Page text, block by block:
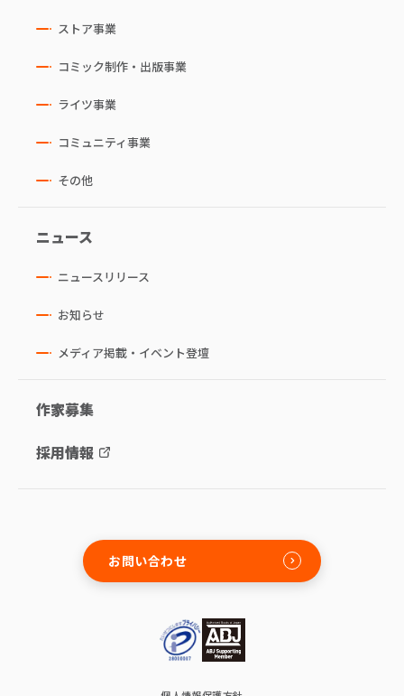
ストア事業
コミック制作・出版事業
ライツ事業
コミュニティ事業
その他
ニュース
ニュースリリース
お知らせ
メディア掲載・イベント登壇
作家募集
採用情報
お問い合わせ